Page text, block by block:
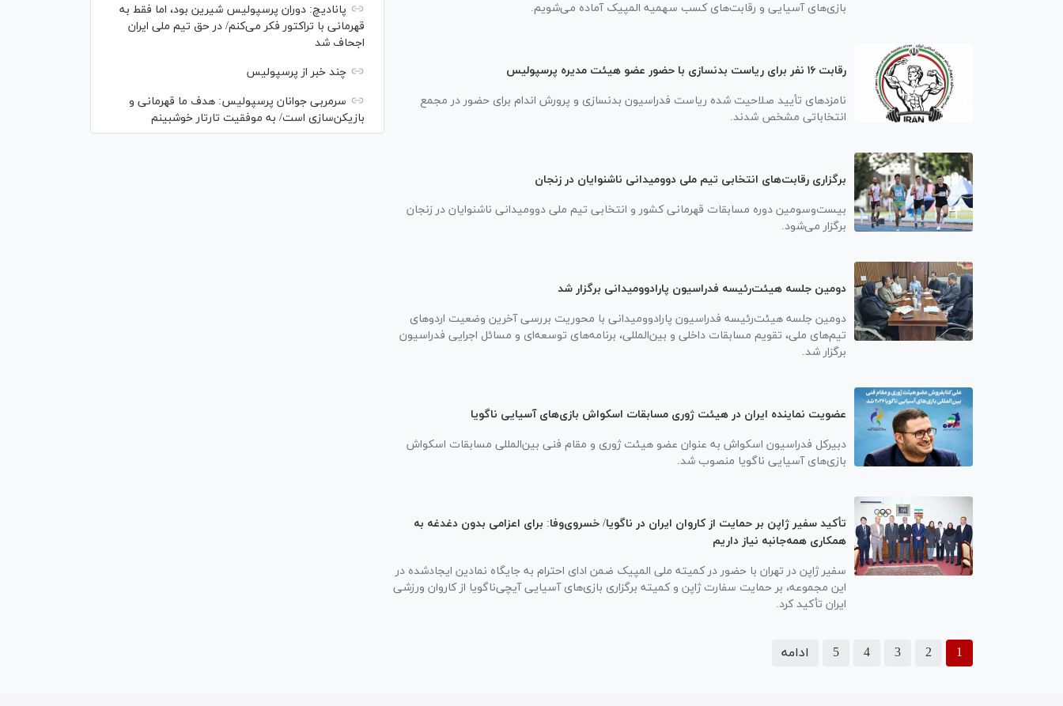
بازی‌های آسیایی و رقابت‌های کسب سهمیه المپیک آماده می‌شویم.
رقابت ۱۶ نفر برای ریاست بدنسازی با حضور عضو هیئت مدیره پرسپولیس
نامزد‌های تأیید صلاحیت شده ریاست فدراسیون بدنسازی و پرورش اندام برای حضور در مجمع
انتخاباتی مشخص شدند.
برگزاری رقابت‌های انتخابی تیم ملی دوومیدانی ناشنوایان در زنجان
بیست‌وسومین دوره مسابقات قهرمانی کشور و انتخابی تیم ملی دوومیدانی ناشنوایان در زنجان
برگزار می‌شود.
دومین جلسه هیئت‌رئیسه فدراسیون پارادوومیدانی برگزار شد
دومین جلسه هیئت‌رئیسه فدراسیون پارادوومیدانی با محوریت بررسی آخرین وضعیت اردو‌های
تیم‌های ملی، تقویم مسابقات داخلی و بین‌المللی، برنامه‌های توسعه‌ای و مسائل اجرایی فدراسیون
برگزار شد.
عضویت نماینده ایران در هیئت ژوری مسابقات اسکواش بازی‌های آسیایی ناگویا
دبیرکل فدراسیون اسکواش به عنوان عضو هیئت ژوری و مقام فنی بین‌المللی مسابقات اسکواش
بازی‌های آسیایی ناگویا منصوب شد.
تأکید سفیر ژاپن بر حمایت از کاروان ایران در ناگویا/ خسروی‌وفا: برای اعزامی بدون دغدغه به
همکاری همه‌جانبه نیاز داریم
سفیر ژاپن در تهران با حضور در کمیته ملی المپیک ضمن ادای احترام به جایگاه نمادین ایجادشده در
این مجموعه، بر حمایت سفارت ژاپن و کمیته برگزاری بازی‌های آسیایی آیچی‌ناگویا از کاروان ورزشی
ایران تأکید کرد.
1
2
3
4
5 ادامه
پانادیچ: دوران پرسپولیس شیرین بود، اما فقط به
قهرمانی با تراکتور فکر می‌کنم/ در حق تیم ملی ایران
اجحاف شد
چند خبر از پرسپولیس
سرمربی جوانان پرسپولیس: هدف ما قهرمانی و
بازیکن‌سازی است/ به موفقیت تارتار خوشبینم